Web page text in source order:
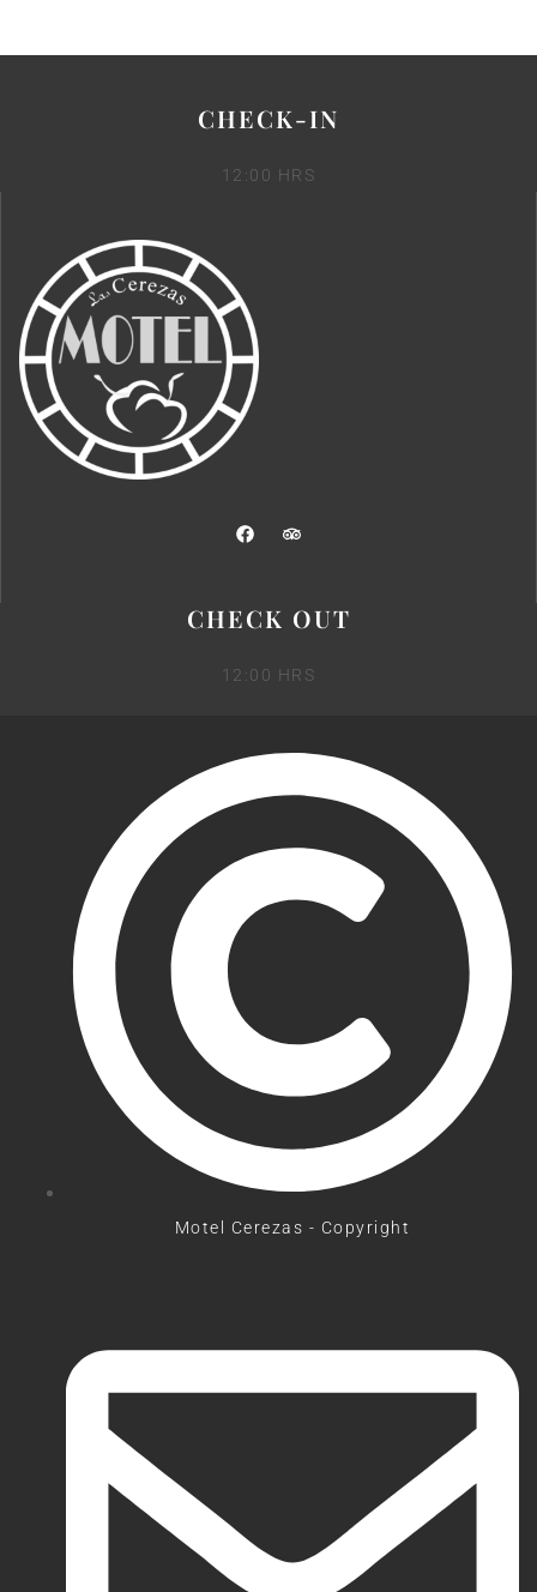
CHECK-IN
12:00 HRS
CHECK OUT
12:00 HRS
Motel Cerezas - Copyright